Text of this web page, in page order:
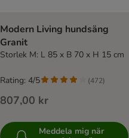
Modern Living hundsäng
Granit
Storlek M: L 85 x B 70 x H 15 cm
807,00 kr
Rating: 4/5 (472)
Meddela mig när